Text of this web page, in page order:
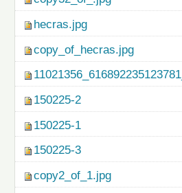
hecras.jpg
copy_of_hecras.jpg
150225-2
150225-1
150225-3
copy2_of_1.jpg